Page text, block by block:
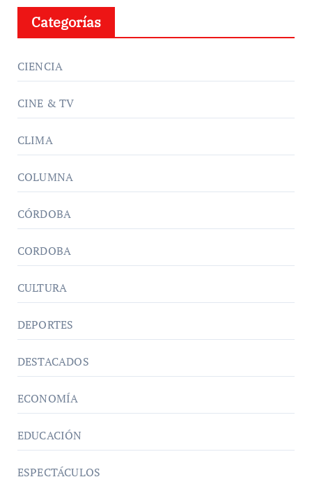
Categorías
CIENCIA
CINE & TV
CLIMA
COLUMNA
CÓRDOBA
CORDOBA
CULTURA
DEPORTES
DESTACADOS
ECONOMÍA
EDUCACIÓN
ESPECTÁCULOS